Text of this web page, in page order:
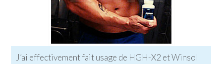
J’ai effectivement fait usage de HGH-X2 et Winsol